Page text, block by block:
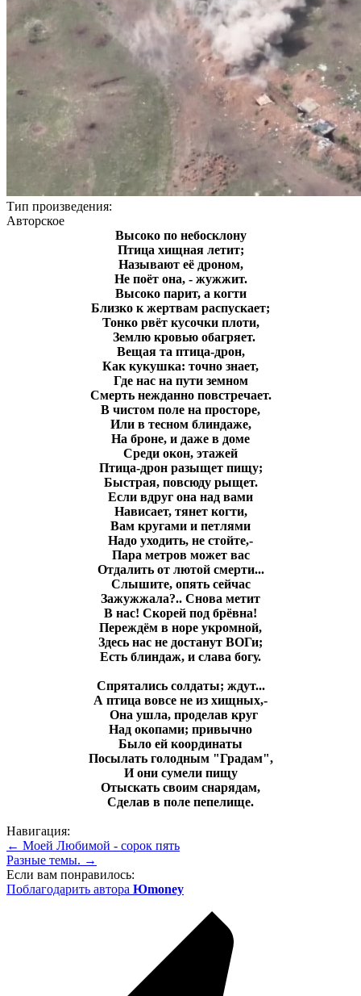
Тип произведения:
Авторское
Высоко по небосклону
Птица хищная летит;
Называют её дроном,
Не поёт она, - жужжит.
Высоко парит, а когти
Близко к жертвам распускает;
Тонко рвёт кусочки плоти,
Землю кровью обагряет.
Вещая та птица-дрон,
Как кукушка: точно знает,
Где нас на пути земном
Смерть нежданно повстречает.
В чистом поле на просторе,
Или в тесном блиндаже,
На броне, и даже в доме
Среди окон, этажей
Птица-дрон разыщет пищу;
Быстрая, повсюду рыщет.
Если вдруг она над вами
Нависает, тянет когти,
Вам кругами и петлями
Надо уходить, не стойте,-
Пара метров может вас
Отдалить от лютой смерти...
Слышите, опять сейчас
Зажужжала?.. Снова метит
В нас! Скорей под брёвна!
Переждём в норе укромной,
Здесь нас не достанут ВОГи;
Есть блиндаж, и слава богу.
Спрятались солдаты; ждут...
А птица вовсе не из хищных,-
Она ушла, проделав круг
Над окопами; привычно
Было ей координаты
Посылать голодным "Градам",
И они сумели пищу
Отыскать своим снарядам,
Сделав в поле пепелище.
Навигация:
← Моей Любимой - сорок пять
Разные темы. →
Если вам понравилось:
Поблагодарить автора Юmoney